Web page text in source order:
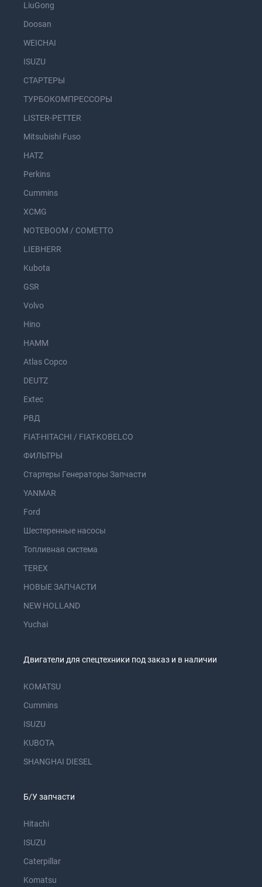
LiuGong
Doosan
WEICHAI
ISUZU
СТАРТЕРЫ
ТУРБОКОМПРЕССОРЫ
LISTER-PETTER
Mitsubishi Fuso
HATZ
Perkins
Cummins
XCMG
NOTEBOOM / COMETTO
LIEBHERR
Kubota
GSR
Volvo
Hino
HAMM
Atlas Copco
DEUTZ
Extec
РВД
FIAT-HITACHI / FIAT-KOBELCO
ФИЛЬТРЫ
Стартеры Генераторы Запчасти
YANMAR
Ford
Шестеренные насосы
Топливная система
TEREX
НОВЫЕ ЗАПЧАСТИ
NEW HOLLAND
Yuchai
Двигатели для спецтехники под заказ и в наличии
KOMATSU
Cummins
ISUZU
KUBOTA
SHANGHAI DIESEL
Б/У запчасти
Hitachi
ISUZU
Caterpillar
Komatsu